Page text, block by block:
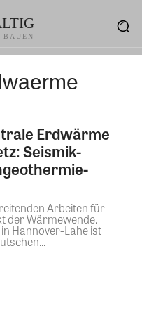
BAUEN
Erdwärme
Seismik-
Arbeiten für
der Wärmewende.
Hannover-Lahe ist